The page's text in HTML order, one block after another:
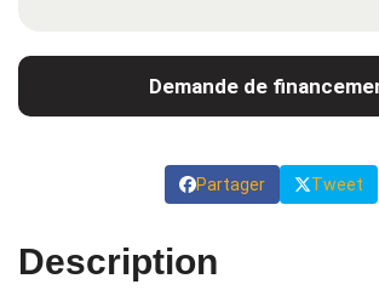
Demande de
Partager Tweet
Description